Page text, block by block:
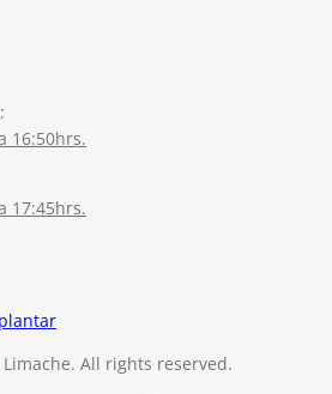
16:50hrs.
17:45hrs.
All rights reserved.